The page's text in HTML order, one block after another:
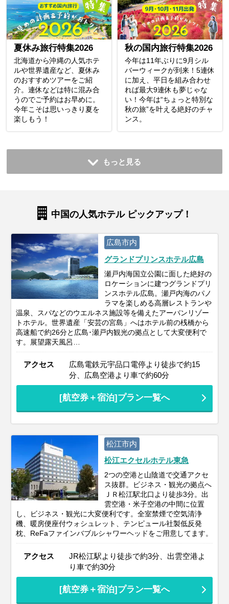
夏休み旅行特集2026
北海道から沖縄の人気ホテ
ルや世界遺産など、夏休み
のおすすめツアーをご紹
介。連休などは特に混み合
うのでご予約はお早めに。
今年こそは思いっきり夏を
楽しもう！
秋の国内旅行特集2026
今年は11年ぶりに9月シル
バーウィークが到来！5連休
に加え、平日を組み合わせ
れば最大9連休も夢じゃな
い！今年は“ちょっと特別な
秋の旅”を叶える絶好のチャ
ンス。
もっと見る
中国の人気ホテル ピックアップ！
広島市内
グランドプリンスホテル広島
瀬戸内海国立公園に面した絶好の
ロケーションに建つグランドプリ
ンスホテル広島。瀬戸内海のパノ
ラマを楽しめる高層レストランや
温泉、スパなどのウエルネス施設等を備えたアーバンリゾー
トホテル。世界遺産「安芸の宮島」へはホテル前の桟橋から
高速船で約26分と広島･瀬戸内観光の拠点として大変便利で
す。展望露天風呂…
アクセス
広島電鉄元宇品口電停より徒歩で約15
分、広島空港より車で約60分
[航空券＋宿泊]プラン一覧へ
松江市内
松江エクセルホテル東急
2つの空港と山陰道で交通アクセ
ス抜群。ビジネス・観光の拠点へ
ＪＲ松江駅北口より徒歩3分。出
雲空港・米子空港の中間に位置
し、ビジネス・観光に大変便利です。全室禁煙で空気清浄
機、暖房便座付ウォシュレット、テンピュール社製低反発
枕、ReFaファインバブルシャワーヘッドをご用意してます。
アクセス
JR松江駅より徒歩で約3分、出雲空港よ
り車で約30分
[航空券＋宿泊]プラン一覧へ